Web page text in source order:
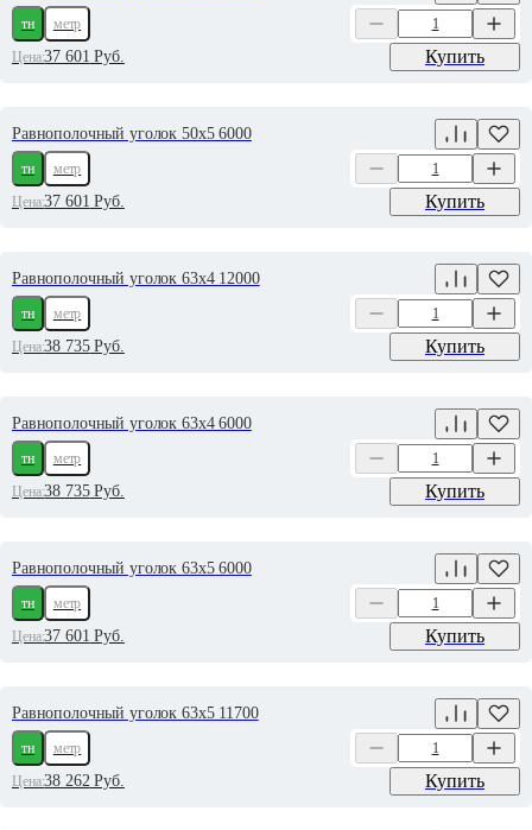
тн
метр
Цена:37 601 Руб. Купить
Равнополочный уголок 50х5 6000
тн
метр
Цена:37 601 Руб. Купить
Равнополочный уголок 63х4 12000
тн
метр
Цена:38 735Руб. Купить
Равнополочный уголок 63х4 6000
тн
метр
Цена:38 735Руб. Купить
Равнополочный уголок 63х5 6000
тн
метр
Цена:37 601 Руб. Купить
Равнополочный уголок 63х5 11700
тн
метр
Цена:38 262Руб. Купить